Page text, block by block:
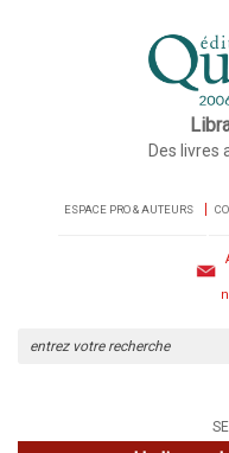
Des livres
ESPACE PRO & AUTEURS